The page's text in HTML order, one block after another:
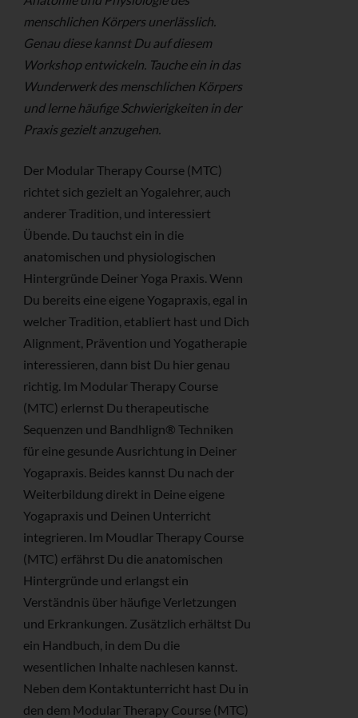
menschlichen Körpers unerlässlich.
Genau diese kannst Du auf diesem
Workshop entwickeln. Tauche ein in das
Wunderwerk des menschlichen Körpers
und lerne häufige Schwierigkeiten in der
Praxis gezielt anzugehen.
Der Modular Therapy Course (MTC)
richtet sich gezielt an Yogalehrer, auch
anderer Tradition, und interessiert
Übende. Du tauchst ein in die
anatomischen und physiologischen
Hintergründe Deiner Yoga Praxis. Wenn
Du bereits eine eigene Yogapraxis, egal in
welcher Tradition, etabliert hast und Dich
Alignment, Prävention und Yogatherapie
interessieren, dann bist Du hier genau
richtig. Im Modular Therapy Course
(MTC) erlernst Du therapeutische
Sequenzen und Bandhlign® Techniken
für eine gesunde Ausrichtung in Deiner
Yogapraxis. Beides kannst Du nach der
Weiterbildung direkt in Deine eigene
Yogapraxis und Deinen Unterricht
integrieren. Im Moudlar Therapy Course
(MTC) erfährst Du die anatomischen
Hintergründe und erlangst ein
Verständnis über häufige Verletzungen
und Erkrankungen. Zusätzlich erhältst Du
ein Handbuch, in dem Du die
wesentlichen Inhalte nachlesen kannst.
Neben dem Kontaktunterricht hast Du in
den dem Modular Therapy Course (MTC)